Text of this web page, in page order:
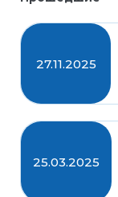
27.11.2025
25.03.2025